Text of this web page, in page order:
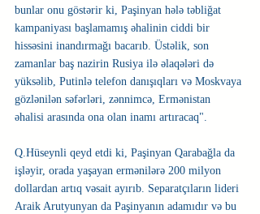
bunlar onu göstərir ki, Paşinyan hələ təbliğat
kampaniyası başlamamış əhalinin ciddi bir
hissəsini inandırmağı bacarıb. Üstəlik, son
zamanlar baş nazirin Rusiya ilə əlaqələri də
yüksəlib, Putinlə telefon danışıqları və Moskvaya
gözlənilən səfərləri, zənnimcə, Ermənistan
əhalisi arasında ona olan inamı artıracaq".
Q.Hüseynli qeyd etdi ki, Paşinyan Qarabağla da
işləyir, orada yaşayan ermənilərə 200 milyon
dollardan artıq vəsait ayırıb. Separatçıların lideri
Araik Arutyunyan da Paşinyanın adamıdır və bu